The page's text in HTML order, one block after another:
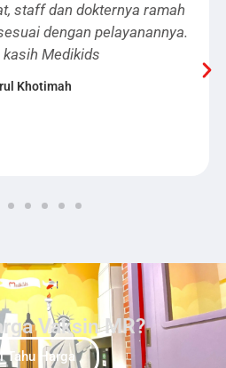
ramah anak, jadi bisa
Tempat nya bagus, dokter
ramah. Terima kasih Medikids
Vaksin MR?
Tahu Harga